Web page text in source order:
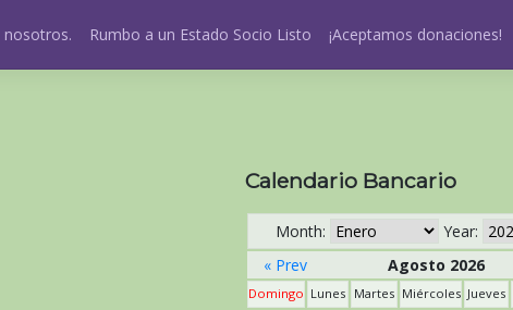
nosotros. Rumbo a un Estado Socio Listo ¡Aceptamos donaciones!
Calendario Bancario
Month:
Year:
« Prev
Agosto 2026
Domingo Lunes Martes Miércoles Jueves